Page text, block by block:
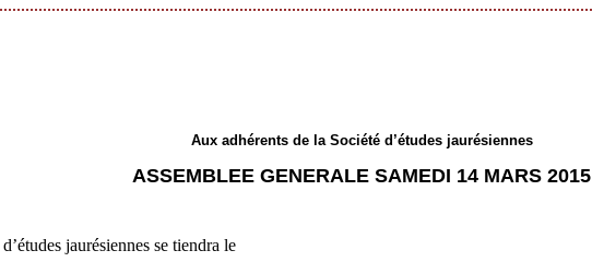
Aux adhérents de la Société d’études jaurésiennes
ASSEMBLEE GENERALE SAMEDI 14 MARS 2015
jaurésiennes se tiendra le